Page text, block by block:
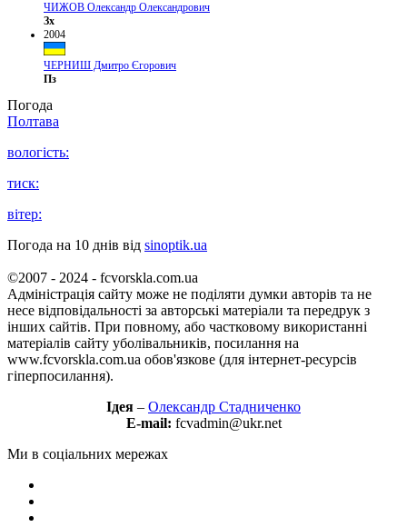
ЧИЖОВ Олександр Олександрович
Зх
2004
ЧЕРНИШ Дмитро Єгорович
Пз
Погода
Полтава
вологість:
тиск:
вітер:
Погода на 10 днів від sinoptik.ua
©2007 - 2024 - fcvorskla.com.ua
Адміністрація сайту може не поділяти думки авторів та не
несе відповідальності за авторські матеріали та передрук з
інших сайтів. При повному, або частковому використанні
матеріалів сайту уболівальників, посилання на
www.fcvorskla.com.ua обов'язкове (для інтернет-ресурсів
гіперпосилання).
Ідея – Олександр Стадниченко
E-mail: fcvadmin@ukr.net
Ми в соціальних мережах